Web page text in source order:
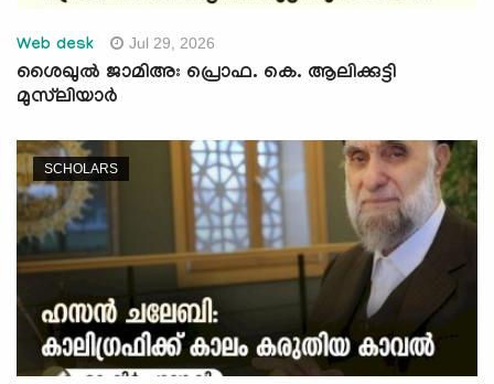
Web desk Jul 29, 2026
ശൈഖുൽ ജാമിഅഃ പ്രൊഫ. കെ. ആലിക്കുട്ടി
മുസ്‌ലിയാർ
SCHOLARS